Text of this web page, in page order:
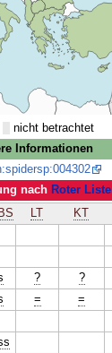
nicht betrachtet
Informationen
nach Roter Liste
BS LT KT
? ?
= =